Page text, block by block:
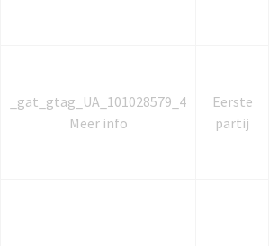
_gat_gtag_UA_101028579_4
Meer info
Eerste
partij